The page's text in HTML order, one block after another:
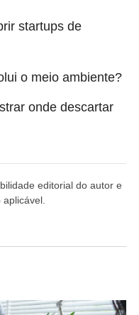
startups de
o meio ambiente?
onde descartar
editorial do autor e
aplicável.